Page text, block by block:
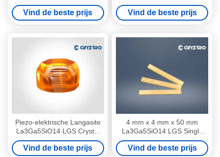
Material Custom Angle
Direction
Vind de beste prijs
Langasite La3Ga5SiO14
LGS Crystal
Vind de beste prijs
Piezo-elektrische Langasite
La3Ga5SiO14 LGS Crystal
Customized Q Switch
materiaal
Vind de beste prijs
4 mm x 4 mm x 50 mm
La3Ga5SiO14 LGS Single
Crystal met Au coating bar
Vind de beste prijs